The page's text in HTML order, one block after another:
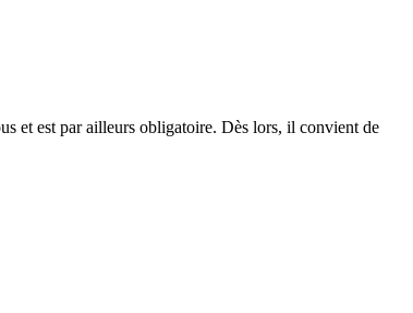
et est par ailleurs obligatoire. Dès lors, il convient de